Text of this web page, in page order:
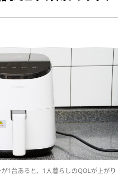
1台あると、1人暮らしのQOLが上がり